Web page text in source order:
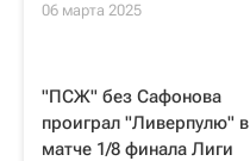
06 марта 2025
"ПСЖ" без Сафонова
проиграл "Ливерпулю" в
матче 1/8 финала Лиги